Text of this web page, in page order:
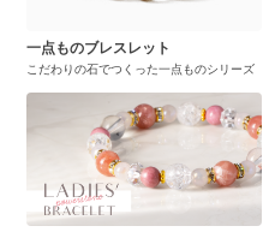
一点ものブレスレット
こだわりの石でつくった一点ものシリーズ